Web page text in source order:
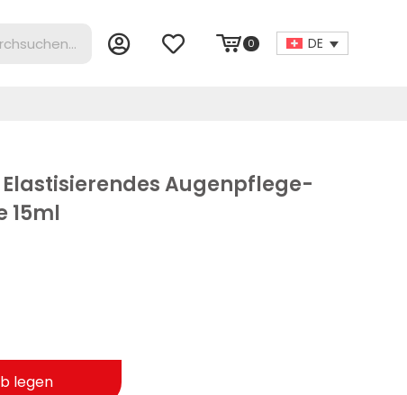
0 DE
Augenpflege-
15ml
legen